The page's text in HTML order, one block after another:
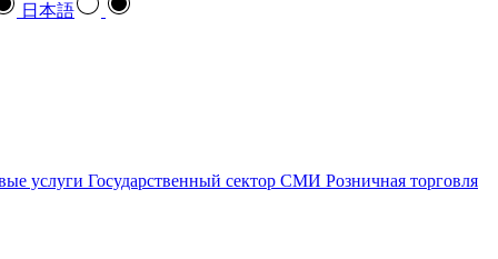
日本語
услуги Государственный сектор СМИ Розничная торговля